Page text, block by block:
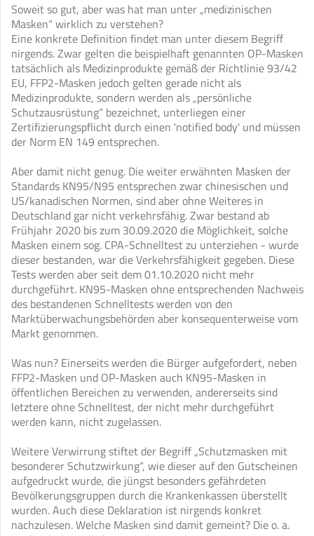
Soweit so gut, aber was hat man unter „medizinischen
Masken“ wirklich zu verstehen?
Eine konkrete Definition findet man unter diesem Begriff
nirgends. Zwar gelten die beispielhaft genannten OP-Masken
tatsächlich als Medizinprodukte gemäß der Richtlinie 93/42
EU, FFP2-Masken jedoch gelten gerade nicht als
Medizinprodukte, sondern werden als „persönliche
Schutzausrüstung“ bezeichnet, unterliegen einer
Zertifizierungspflicht durch einen 'notified body' und müssen
der Norm EN 149 entsprechen.
Aber damit nicht genug. Die weiter erwähnten Masken der
Standards KN95/N95 entsprechen zwar chinesischen und
US/kanadischen Normen, sind aber ohne Weiteres in
Deutschland gar nicht verkehrsfähig. Zwar bestand ab
Frühjahr 2020 bis zum 30.09.2020 die Möglichkeit, solche
Masken einem sog. CPA-Schnelltest zu unterziehen - wurde
dieser bestanden, war die Verkehrsfähigkeit gegeben. Diese
Tests werden aber seit dem 01.10.2020 nicht mehr
durchgeführt. KN95-Masken ohne entsprechenden Nachweis
des bestandenen Schnelltests werden von den
Marktüberwachungsbehörden aber konsequenterweise vom
Markt genommen.
Was nun? Einerseits werden die Bürger aufgefordert, neben
FFP2-Masken und OP-Masken auch KN95-Masken in
öffentlichen Bereichen zu verwenden, andererseits sind
letztere ohne Schnelltest, der nicht mehr durchgeführt
werden kann, nicht zugelassen.
Weitere Verwirrung stiftet der Begriff „Schutzmasken mit
besonderer Schutzwirkung“, wie dieser auf den Gutscheinen
aufgedruckt wurde, die jüngst besonders gefährdeten
Bevölkerungsgruppen durch die Krankenkassen überstellt
wurden. Auch diese Deklaration ist nirgends konkret
nachzulesen. Welche Masken sind damit gemeint? Die o. a.